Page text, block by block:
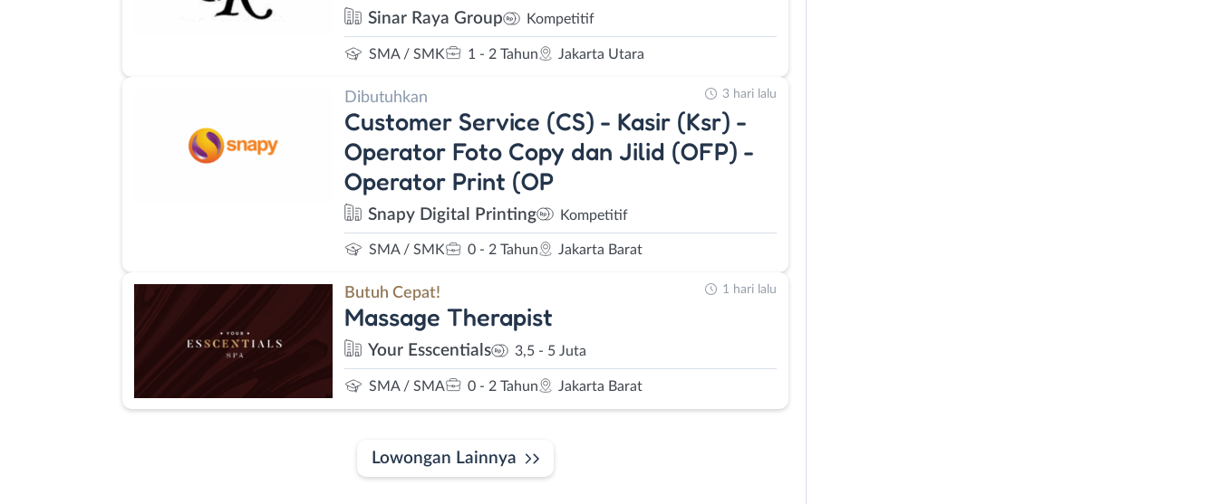
Sinar Raya Group Kompetitif
SMA / SMK 1 - 2 Tahun Jakarta Utara
Dibutuhkan
Customer Service (CS) - Kasir (Ksr) -
Operator Foto Copy dan Jilid (OFP) -
Operator Print (OP
Snapy Digital Printing Kompetitif
SMA / SMK 0 - 2 Tahun Jakarta Barat
3 hari lalu
Butuh Cepat!
Massage Therapist
Your Esscentials 3,5 - 5 Juta
SMA / SMA 0 - 2 Tahun Jakarta Barat
1 hari lalu
Lowongan Lainnya